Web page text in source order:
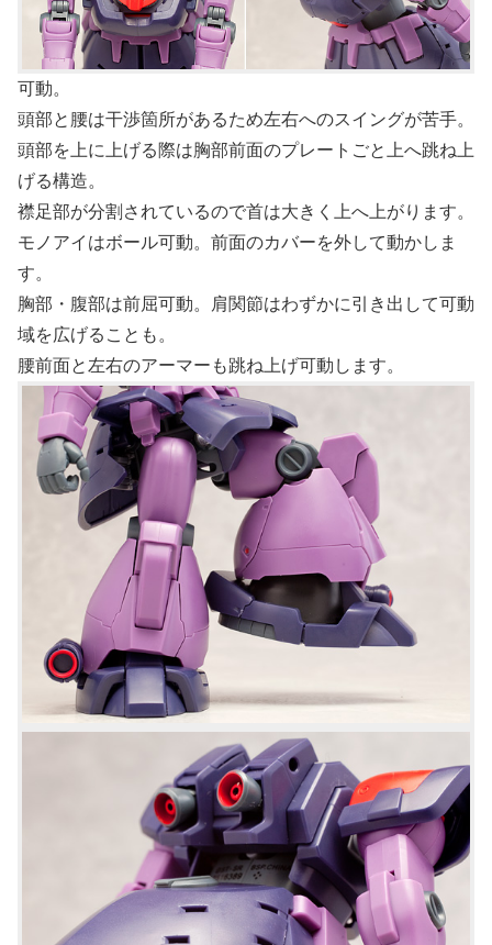
可動。
頭部と腰は干渉箇所があるため左右へのスイングが苦手。
頭部を上に上げる際は胸部前面のプレートごと上へ跳ね上
げる構造。
襟足部が分割されているので首は大きく上へ上がります。
モノアイはボール可動。前面のカバーを外して動かしま
す。
胸部・腹部は前屈可動。肩関節はわずかに引き出して可動
域を広げることも。
腰前面と左右のアーマーも跳ね上げ可動します。